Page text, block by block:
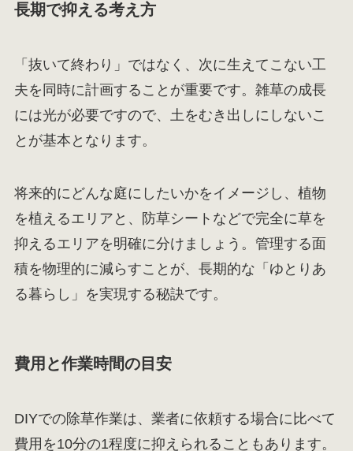
長期で抑える考え方
「抜いて終わり」ではなく、次に生えてこない工
夫を同時に計画することが重要です。雑草の成長
には光が必要ですので、土をむき出しにしないこ
とが基本となります。
将来的にどんな庭にしたいかをイメージし、植物
を植えるエリアと、防草シートなどで完全に草を
抑えるエリアを明確に分けましょう。管理する面
積を物理的に減らすことが、長期的な「ゆとりあ
る暮らし」を実現する秘訣です。
費用と作業時間の目安
DIYでの除草作業は、業者に依頼する場合に比べて
費用を10分の1程度に抑えられることもあります。